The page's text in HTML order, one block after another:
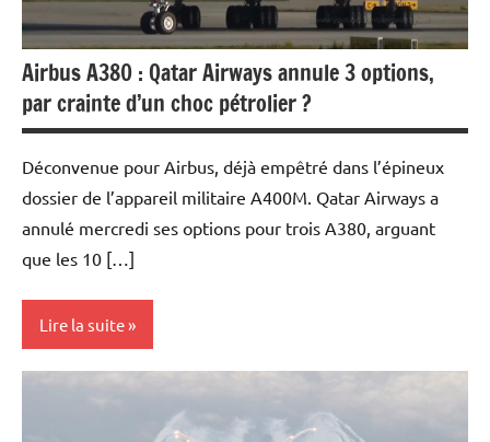
Airbus A380 : Qatar Airways annule 3 options,
par crainte d’un choc pétrolier ?
Déconvenue pour Airbus, déjà empêtré dans l’épineux
dossier de l’appareil militaire A400M. Qatar Airways a
annulé mercredi ses options pour trois A380, arguant
que les 10 […]
Lire la suite